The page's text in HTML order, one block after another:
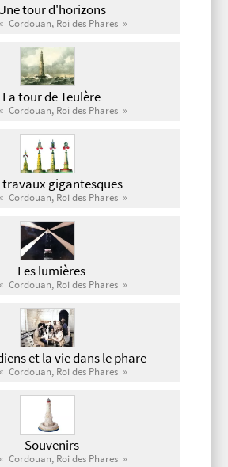
tour d'horizons
Cordouan, Roi des Phares »
La tour de Teulère
Cordouan, Roi des Phares »
travaux gigantesques
Cordouan, Roi des Phares »
Les lumières
Cordouan, Roi des Phares »
et la vie dans le phare
Cordouan, Roi des Phares »
Souvenirs
Cordouan, Roi des Phares »